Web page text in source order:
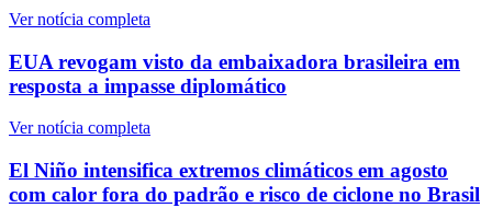
Ver notícia completa
EUA revogam visto da embaixadora brasileira em
resposta a impasse diplomático
Ver notícia completa
El Niño intensifica extremos climáticos em agosto
com calor fora do padrão e risco de ciclone no Brasil